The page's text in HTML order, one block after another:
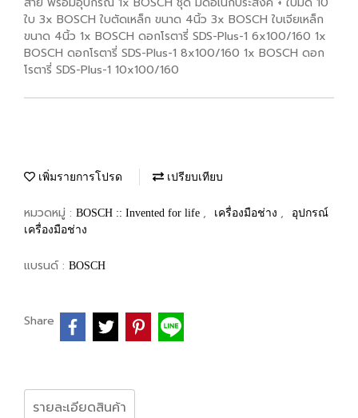
ใบ 3x BOSCH ใบตัดเหล็ก ขนาด 4นิ้ว 3x BOSCH ใบเจียเหล็ก
ขนาด 4นิ้ว 1x BOSCH ดอกโรตารี่ SDS-Plus-1 6x100/160 1x
BOSCH ดอกโรตารี่ SDS-Plus-1 8x100/160 1x BOSCH ดอก
โรตารี่ SDS-Plus-1 10x100/160
เพิ่มรายการโปรด เปรียบเทียบ
หมวดหมู่ : BOSCH :: Invented for life , เครื่องมือช่าง ,
อุปกรณ์
เครื่องมือช่าง
แบรนด์ : BOSCH
Share
รายละเอียดสินค้า